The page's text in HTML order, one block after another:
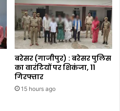
बरेसर (गाजीपुर) : बरेसर पुलिस
का वारंटियों पर शिकंजा, 11
गिरफ्तार
15 hours ago